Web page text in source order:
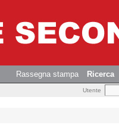
Rassegna stampa Ricerca
Utente